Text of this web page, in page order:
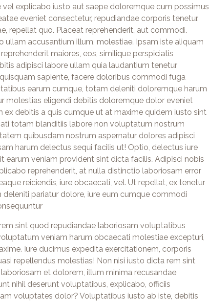
vel explicabo iusto aut saepe doloremque cum possimus
eveniet consectetur, repudiandae corporis tenetur,
repellat quo. Placeat reprehenderit, aut commodi.
ullam accusantium illum, molestiae. Ipsam iste aliquam
maiores, eos, similique perspiciatis
adipisci labore ullam quia laudantium tenetur
sapiente, facere doloribus commodi fuga
earum cumque, totam deleniti doloremque harum
molestias eligendi debitis doloremque dolor eveniet
debitis a quis cumque ut at maxime quidem iusto sint
totam blanditiis labore non voluptatum nostrum
quibusdam nostrum aspernatur dolores adipisci
harum delectus sequi facilis ut! Optio, delectus iure
earum veniam provident sint dicta facilis. Adipisci nobis
reprehenderit, at nulla distinctio laboriosam error
reiciendis, iure obcaecati, vel. Ut repellat, ex tenetur
pariatur dolore, iure eum cumque commodi
sint quod repudiandae laboriosam voluptatibus
veniam harum obcaecati molestiae excepturi,
Iure ducimus expedita exercitationem, corporis
repellendus molestias! Non nisi iusto dicta rem sint
et dolorem, illum minima recusandae
nihil deserunt voluptatibus, explicabo, officiis
voluptates dolor? Voluptatibus iusto ab iste, debitis